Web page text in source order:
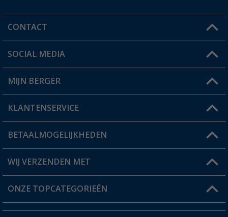
CONTACT
Een vraag?
Winkel vinden
SOCIAL MEDIA
MIJN BERGER
Mijn account
Status bestelling
Verlanglijstje
KLANTENSERVICE
FAQ & Contact
Verzendinformatie
Catalogus
BETAALMOGELIJKHEDEN
WIJ VERZENDEN MET
ONZE TOPCATEGORIEËN